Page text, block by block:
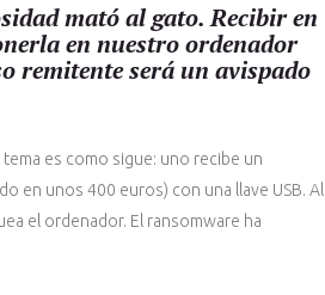
mató al gato. Recibir en
en nuestro ordenador
remitente será un avispado
tema es como sigue: uno recibe un
en unos 400 euros) con una llave USB. Al
el ordenador. El ransomware ha